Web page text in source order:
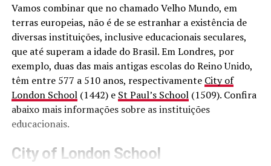
Vamos combinar que no chamado Velho Mundo, em
terras europeias, não é de se estranhar a existência de
diversas instituições, inclusive educacionais seculares,
que até superam a idade do Brasil. Em Londres, por
exemplo, duas das mais antigas escolas do Reino Unido,
têm entre 577 a 510 anos, respectivamente City of
London School(1442) e St Paul’s School(1509). Confira
abaixo mais informações sobre as instituições
educacionais.
City of London School